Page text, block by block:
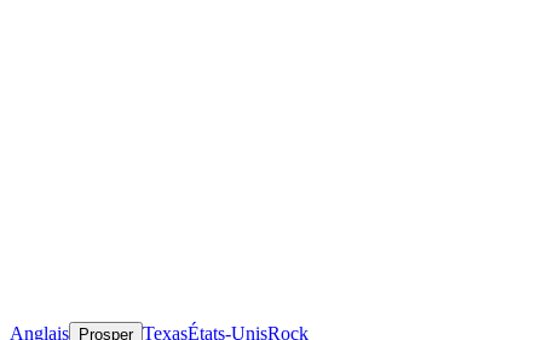
Anglais Prosper TexasÉtats-UnisRock